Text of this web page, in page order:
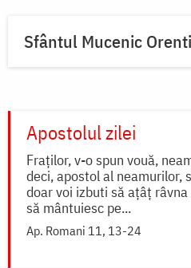
Sfântul Mucenic
Apostolul zilei
Fraților, v-o spun vouă,
deci, apostol al neamurilor,
doar voi izbuti să ațâț
să mântuiesc pe...
Ap. Romani 11, 13-24